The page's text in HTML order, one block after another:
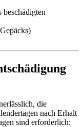
beschädigten
die
nach Erhalt
sind erforderlich: